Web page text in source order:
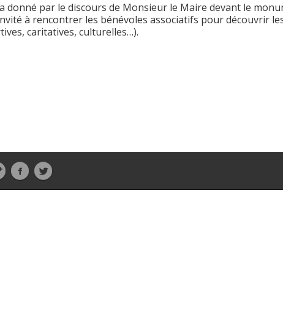
donné par le discours de Monsieur le Maire devant le
à rencontrer les bénévoles associatifs pour découvrir
caritatives, culturelles…).